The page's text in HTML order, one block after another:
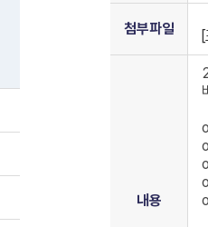
첨부파일
내용